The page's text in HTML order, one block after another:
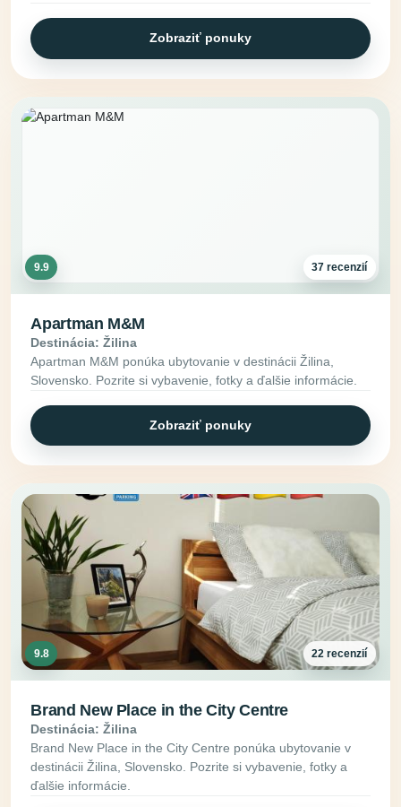
Zobraziť ponuky
9.9 37 recenzií
Apartman M&M
Destinácia: Žilina
Apartman M&M ponúka ubytovanie v destinácii Žilina,
Slovensko. Pozrite si vybavenie, fotky a ďalšie informácie.
Zobraziť ponuky
9.8 22 recenzií
Brand New Place in the City Centre
Destinácia: Žilina
Brand New Place in the City Centre ponúka ubytovanie v
destinácii Žilina, Slovensko. Pozrite si vybavenie, fotky a
ďalšie informácie.